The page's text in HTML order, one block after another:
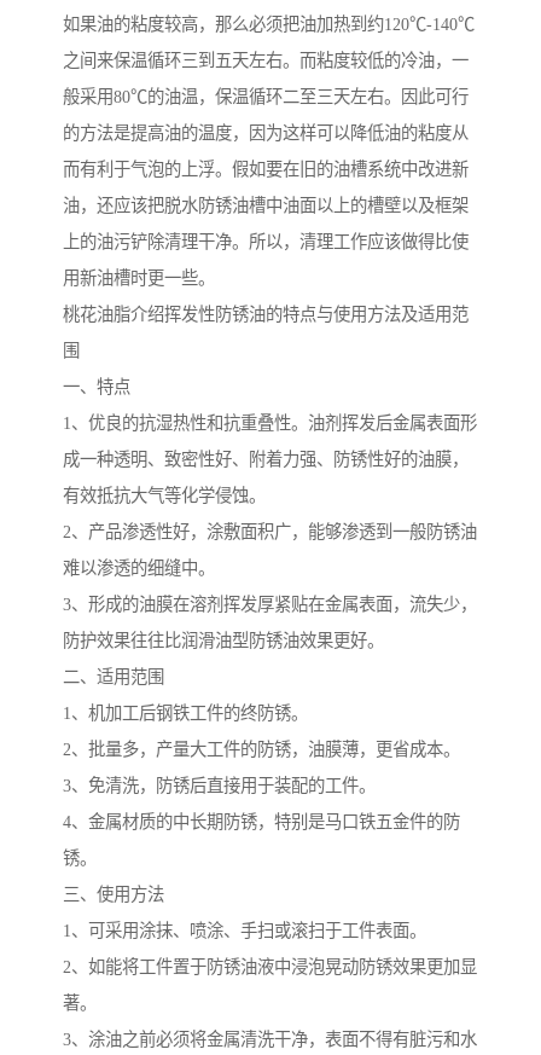
如果油的粘度较高，那么必须把油加热到约120℃-140℃
之间来保温循环三到五天左右。而粘度较低的冷油，一
般采用80℃的油温，保温循环二至三天左右。因此可行
的方法是提高油的温度，因为这样可以降低油的粘度从
而有利于气泡的上浮。假如要在旧的油槽系统中改进新
油，还应该把脱水防锈油槽中油面以上的槽壁以及框架
上的油污铲除清理干净。所以，清理工作应该做得比使
用新油槽时更一些。
桃花油脂介绍挥发性防锈油的特点与使用方法及适用范
围
一、特点
1、优良的抗湿热性和抗重叠性。油剂挥发后金属表面形
成一种透明、致密性好、附着力强、防锈性好的油膜，
有效抵抗大气等化学侵蚀。
2、产品渗透性好，涂敷面积广，能够渗透到一般防锈油
难以渗透的细缝中。
3、形成的油膜在溶剂挥发厚紧贴在金属表面，流失少，
防护效果往往比润滑油型防锈油效果更好。
二、适用范围
1、机加工后钢铁工件的终防锈。
2、批量多，产量大工件的防锈，油膜薄，更省成本。
3、免清洗，防锈后直接用于装配的工件。
4、金属材质的中长期防锈，特别是马口铁五金件的防
锈。
三、使用方法
1、可采用涂抹、喷涂、手扫或滚扫于工件表面。
2、如能将工件置于防锈油液中浸泡晃动防锈效果更加显
著。
3、涂油之前必须将金属清洗干净，表面不得有脏污和水